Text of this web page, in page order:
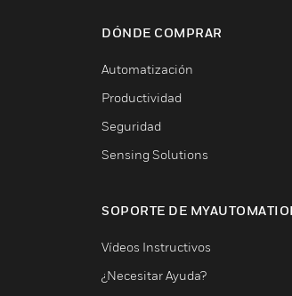
DÓNDE COMPRAR
Automatización
Productividad
Seguridad
Sensing Solutions
SOPORTE DE
Vídeos Instructivos
¿Necesitar Ayuda?